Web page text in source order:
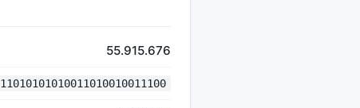
55.915.676
11010101010011010010011100